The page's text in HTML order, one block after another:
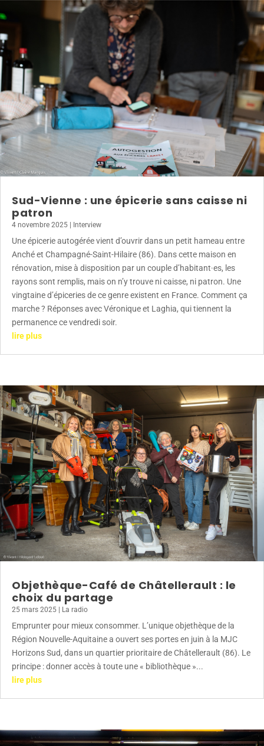
Sud-Vienne : une épicerie sans caisse ni
patron
4 novembre 2025 Interview
Une épicerie autogérée vient d’ouvrir dans un petit hameau entre
Anché et Champagné-Saint-Hilaire (86). Dans cette maison en
rénovation, mise à disposition par un couple d’habitant·es, les
rayons sont remplis, mais on n’y trouve ni caisse, ni patron. Une
vingtaine d’épiceries de ce genre existent en France. Comment ça
marche ? Réponses avec Véronique et Laghia, qui tiennent la
permanence ce vendredi soir.
lire plus
Objethèque-Café de Châtellerault : le
choix du partage
25 mars 2025 La radio
Emprunter pour mieux consommer. L’unique objethèque de la
Région Nouvelle-Aquitaine a ouvert ses portes en juin à la MJC
Horizons Sud, dans un quartier prioritaire de Châtellerault (86). Le
principe : donner accès à toute une « bibliothèque »...
lire plus